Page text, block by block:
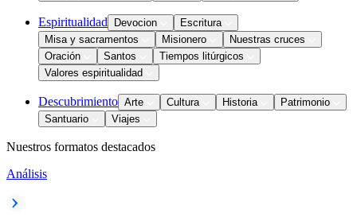
Espiritualidad Devocion
Escritura
Misa y sacramentos
Misionero
Nuestras cruces
Oración
Santos
Tiempos litúrgicos
Valores espiritualidad
Descubrimiento Arte Cultura Historia
Patrimonio
Santuario
Viajes
Nuestros formatos destacados
Análisis